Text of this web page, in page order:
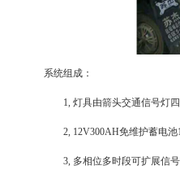
系统组成：
1, 灯具由箭头交通信号灯
2, 12V300AH免维护蓄电池
3, 多相位多时段可扩展信